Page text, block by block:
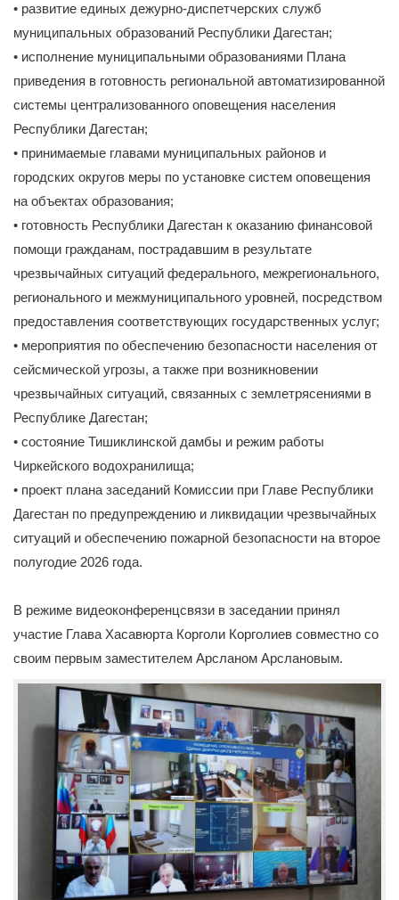
• развитие единых дежурно-диспетчерских служб
муниципальных образований Республики Дагестан;
• исполнение муниципальными образованиями Плана
приведения в готовность региональной автоматизированной
системы централизованного оповещения населения
Республики Дагестан;
• принимаемые главами муниципальных районов и
городских округов меры по установке систем оповещения
на объектах образования;
• готовность Республики Дагестан к оказанию финансовой
помощи гражданам, пострадавшим в результате
чрезвычайных ситуаций федерального, межрегионального,
регионального и межмуниципального уровней, посредством
предоставления соответствующих государственных услуг;
• мероприятия по обеспечению безопасности населения от
сейсмической угрозы, а также при возникновении
чрезвычайных ситуаций, связанных с землетрясениями в
Республике Дагестан;
• состояние Тишиклинской дамбы и режим работы
Чиркейского водохранилища;
• проект плана заседаний Комиссии при Главе Республики
Дагестан по предупреждению и ликвидации чрезвычайных
ситуаций и обеспечению пожарной безопасности на второе
полугодие 2026 года.
В режиме видеоконференцсвязи в заседании принял
участие Глава Хасавюрта Корголи Корголиев совместно со
своим первым заместителем Арсланом Арслановым.